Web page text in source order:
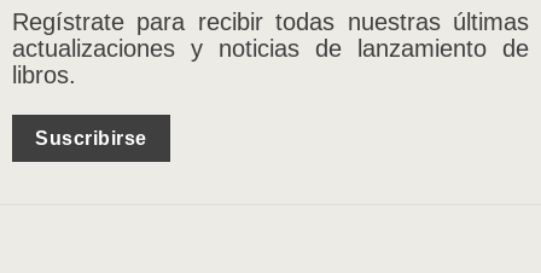
Regístrate para recibir todas nuestras últimas
actualizaciones y noticias de lanzamiento de
libros.
Suscribirse